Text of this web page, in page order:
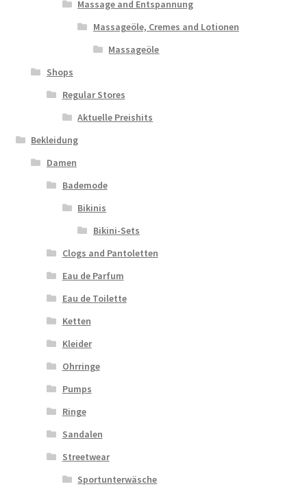
Massage and Entspannung
Massageöle, Cremes and Lotionen
Massageöle
Shops
Regular Stores
Aktuelle Preishits
Bekleidung
Damen
Bademode
Bikinis
Bikini-Sets
Clogs and Pantoletten
Eau de Parfum
Eau de Toilette
Ketten
Kleider
Ohrringe
Pumps
Ringe
Sandalen
Streetwear
Sportunterwäsche